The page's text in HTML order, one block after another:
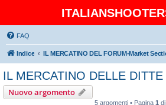
FAQ
Indice IL MERCATINO DEL FORUM-Market
IL MERCATINO DELLE DITTE
Nuovo argomento
5 argomenti • Pagina 1 di